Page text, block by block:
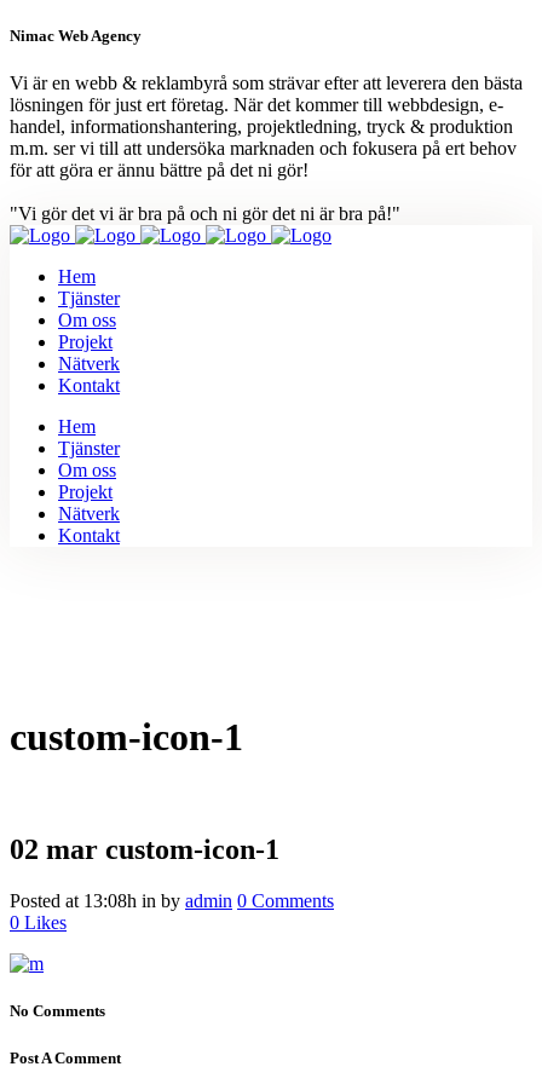
Nimac Web Agency
Vi är en webb & reklambyrå som strävar efter att leverera den bästa
lösningen för just ert företag. När det kommer till webbdesign, e-
handel, informationshantering, projektledning, tryck & produktion
m.m. ser vi till att undersöka marknaden och fokusera på ert behov
för att göra er ännu bättre på det ni gör!
"Vi gör det vi är bra på och ni gör det ni är bra på!"
Hem
Tjänster
Om oss
Projekt
Nätverk
Kontakt
Hem
Tjänster
Om oss
Projekt
Nätverk
Kontakt
custom-icon-1
02 mar custom-icon-1
Posted at 13:08h in by admin 0 Comments
0 Likes
No Comments
Post A Comment